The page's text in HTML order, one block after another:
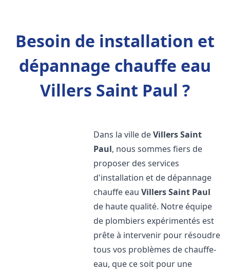
Besoin de installation et
dépannage chauffe eau
Villers Saint Paul ?
Dans la ville deVillers Saint
Paul, nous sommes fiers de
proposer des services
d'installation et de dépannage
chauffe eauVillers Saint Paul
de haute qualité. Notre équipe
de plombiers expérimentés est
prête à intervenir pour résoudre
tous vos problèmes de chauffe-
eau, que ce soit pour une